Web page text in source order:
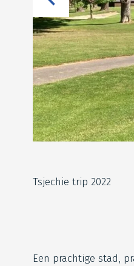
Tsjechie trip 2022
Een prachtige stad,